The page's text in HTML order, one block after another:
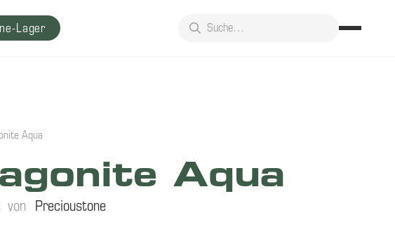
Lager
Aqua
Aqua
von Precioustone